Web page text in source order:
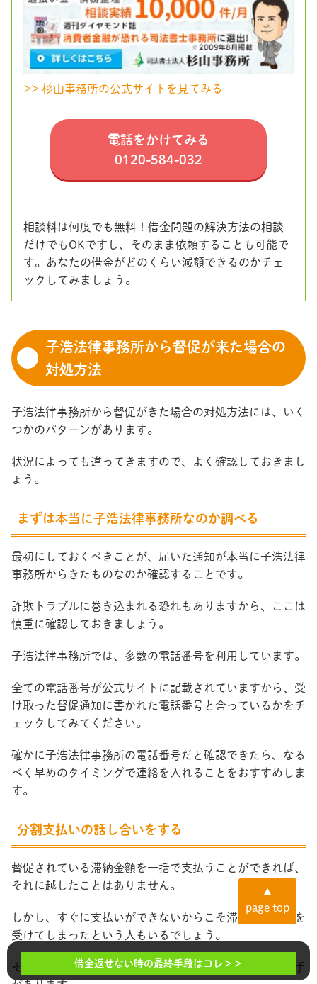
>> 杉山事務所の公式サイトを見てみる
電話をかけてみる
0120-584-032
相談料は何度でも無料！借金問題の解決方法の相談
だけでもOKですし、そのまま依頼することも可能で
す。あなたの借金がどのくらい減額できるのかチェ
ックしてみましょう。
子浩法律事務所から督促が来た場合の
対処方法
子浩法律事務所から督促がきた場合の対処方法には、いく
つかのパターンがあります。
状況によっても違ってきますので、よく確認しておきまし
ょう。
まずは本当に子浩法律事務所なのか調べる
最初にしておくべきことが、届いた通知が本当に子浩法律
事務所からきたものなのか確認することです。
詐欺トラブルに巻き込まれる恐れもありますから、ここは
慎重に確認しておきましょう。
子浩法律事務所では、多数の電話番号を利用しています。
全ての電話番号が公式サイトに記載されていますから、受
け取った督促通知に書かれた電話番号と合っているかをチ
ェックしてみてください。
確かに子浩法律事務所の電話番号だと確認できたら、なる
べく早めのタイミングで連絡を入れることをおすすめしま
す。
分割支払いの話し合いをする
督促されている滞納金額を一括で支払うことができれば、
それに越したことはありません。
しかし、すぐに支払いができないからこそ滞納して督促を
受けてしまったという人もいるでしょう。
その場合は、分割での支払いができないか相談してみる手
▲
page top
借金返せない時の最終手段はコレ＞＞